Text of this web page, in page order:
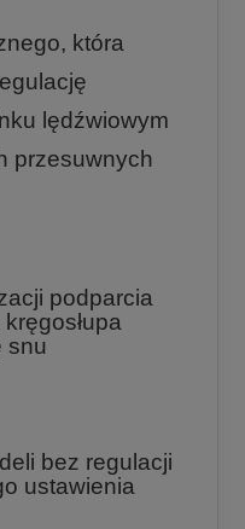
która
lędźwiowym
przesuwnych
podparcia
snu
bez regulacji
ustawienia